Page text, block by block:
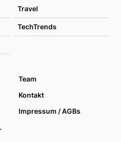
Travel
TechTrends
Team
Kontakt
Impressum / AGBs